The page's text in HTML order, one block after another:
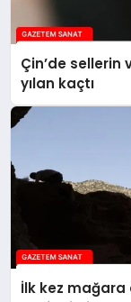
Çin’de sellerin
yılan kaçtı
İlk kez mağara